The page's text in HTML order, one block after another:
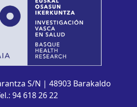
S/N | 48903 Barakaldo
94 618 26 22